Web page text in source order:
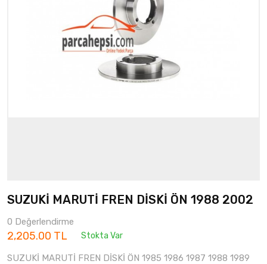
SUZUKİ MARUTİ FREN DİSKİ ÖN 1988 2002
0 Değerlendirme
2,205.00 TL Stokta Var
SUZUKİ MARUTİ FREN DİSKİ ÖN 1985 1986 1987 1988 1989